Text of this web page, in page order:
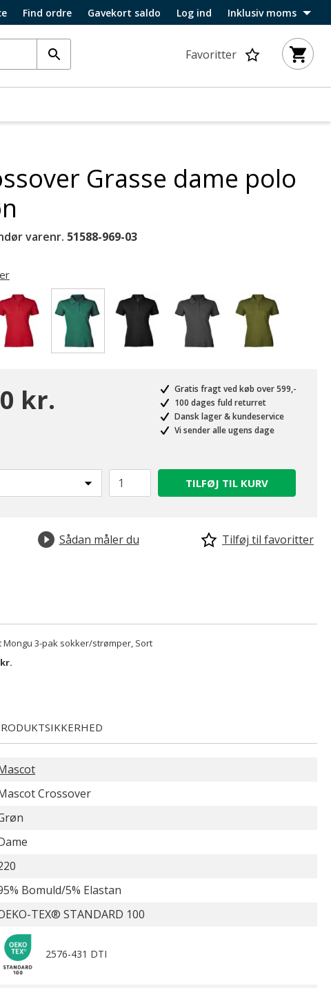
Find ordre Gavekort saldo Log ind Inklusiv moms
Favoritter
Grasse dame polo
varenr. 51588-969-03
kr.
Gratis fragt ved køb over 599,-
100 dages fuld returret
Dansk lager & kundeservice
Vi sender alle ugens dage
TILFØJ TIL KURV
Sådan måler du Tilføj til favoritter
Mongu 3-pak sokker/strømper, Sort
Crossover
Bomuld/5% Elastan
TEX® STANDARD 100
2576-431 DTI